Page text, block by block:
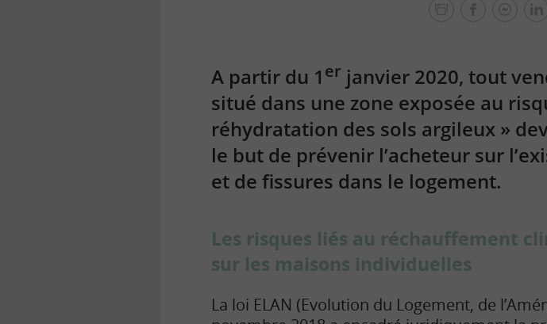
A partir du 1 er janvier 2020, tout
situé dans une zone exposée au
réhydratation des sols argileux »
le but de prévenir l’acheteur sur
et de fissures dans le logement.
Les risques liés au réchauffement
sur les maisons individuelles
La loi ELAN (Evolution du Logement, de